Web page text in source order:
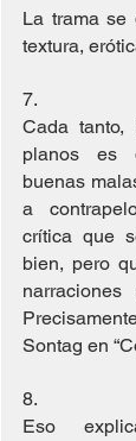
La trama se
textura,
7.
Cada
planos es
buenas
a
crítica que
bien, pero
Sontag en
8.
Eso